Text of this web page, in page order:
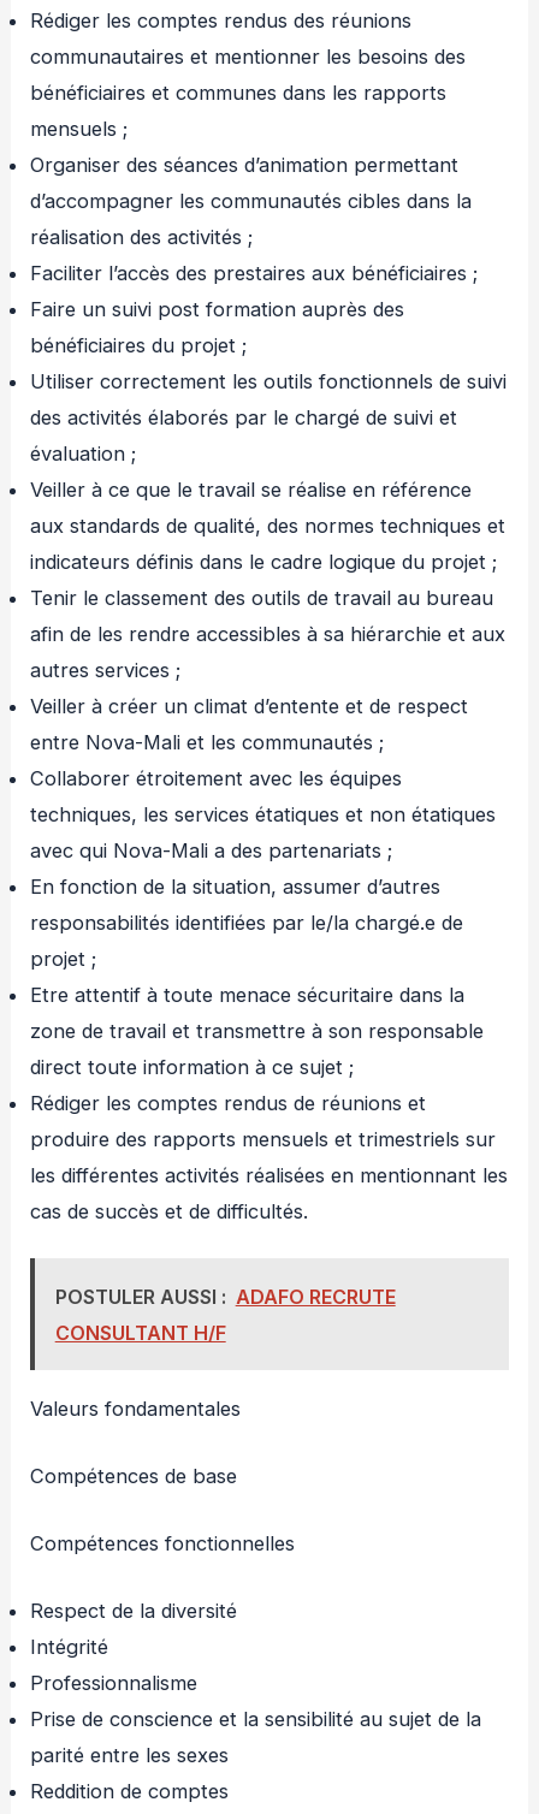
Rédiger les comptes rendus des réunions
communautaires et mentionner les besoins des
bénéficiaires et communes dans les rapports
mensuels ;
Organiser des séances d’animation permettant
d’accompagner les communautés cibles dans la
réalisation des activités ;
Faciliter l’accès des prestaires aux bénéficiaires ;
Faire un suivi post formation auprès des
bénéficiaires du projet ;
Utiliser correctement les outils fonctionnels de suivi
des activités élaborés par le chargé de suivi et
évaluation ;
Veiller à ce que le travail se réalise en référence
aux standards de qualité, des normes techniques et
indicateurs définis dans le cadre logique du projet ;
Tenir le classement des outils de travail au bureau
afin de les rendre accessibles à sa hiérarchie et aux
autres services ;
Veiller à créer un climat d’entente et de respect
entre Nova-Mali et les communautés ;
Collaborer étroitement avec les équipes
techniques, les services étatiques et non étatiques
avec qui Nova-Mali a des partenariats ;
En fonction de la situation, assumer d’autres
responsabilités identifiées par le/la chargé.e de
projet ;
Etre attentif à toute menace sécuritaire dans la
zone de travail et transmettre à son responsable
direct toute information à ce sujet ;
Rédiger les comptes rendus de réunions et
produire des rapports mensuels et trimestriels sur
les différentes activités réalisées en mentionnant les
cas de succès et de difficultés.
POSTULER AUSSI : ADAFO RECRUTE
CONSULTANT H/F
Valeurs fondamentales
Compétences de base
Compétences fonctionnelles
Respect de la diversité
Intégrité
Professionnalisme
Prise de conscience et la sensibilité au sujet de la
parité entre les sexes
Reddition de comptes